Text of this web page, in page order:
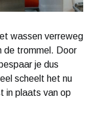
wassen verreweg
de trommel. Door
je dus
scheelt het nu
in plaats van op